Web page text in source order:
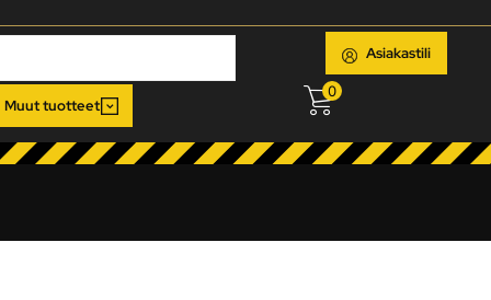
Muut tuotteet
Asiakastili
0